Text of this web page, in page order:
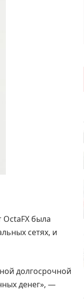
OctaFX была
сетях, и
долгосрочной
денег», —